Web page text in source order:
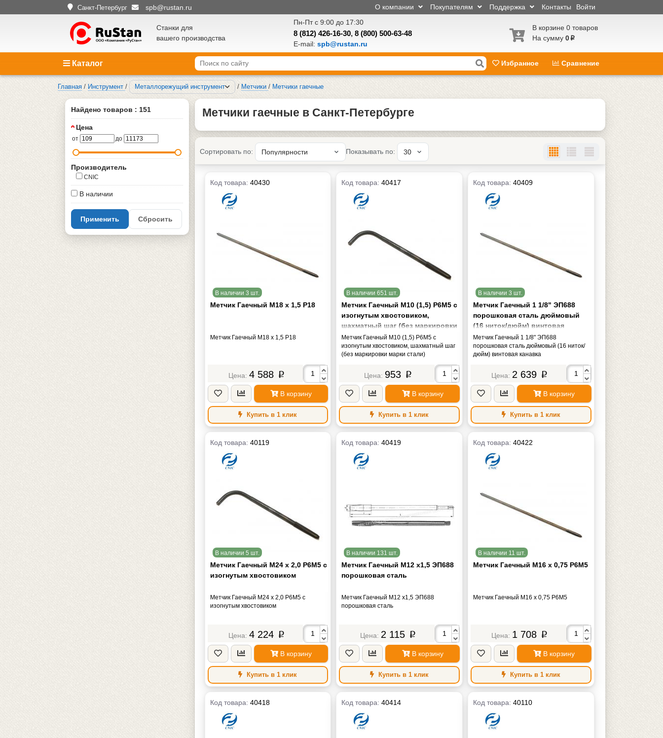
Санкт-Петербург spb@rustan.ru Войти
Контакты
Поддержка
Покупателям
О компании
Станки для
вашего производства
Пн-Пт с 9:00 до 17:30
8 (812) 426-16-30, 8 (800) 500-63-48
E-mail: spb@rustan.ru
В корзине 0 товаров
На сумму 0 p
Каталог Избранное Сравнение
Главная / Инструмент / Металлорежущий инструмент / Метчики / Метчики гаечные
Метчики гаечные в Санкт-Петербурге
Найдено товаров : 151
Цена
от до
Производитель
CNIC
В наличии
Применить Сбросить
Сортировать по: Показывать по:
Код товара: 40430
В наличии 3 шт.
Метчик Гаечный М18 х 1,5 Р18
Метчик Гаечный М18 х 1,5 Р18
4 588 p
В корзину
Купить в 1 клик
Код товара:40417
В наличии 651 шт.
Метчик Гаечный М10 (1,5) Р6М5 с
изогнутым хвостовиком,
шахматный шаг (без маркировки
марки стали)
Метчик Гаечный М10 (1,5) Р6М5 с
изогнутым хвостовиком, шахматный шаг
(без маркировки марки стали)
953 p
В корзину
Купить в 1 клик
Код товара:40409
В наличии 3 шт.
Метчик Гаечный 1 1/8" ЭП688
порошковая сталь дюймовый
(16 ниток/дюйм) винтовая
канавка
Метчик Гаечный 1 1/8" ЭП688
порошковая сталь дюймовый (16 ниток/
дюйм) винтовая канавка
2 639 p
В корзину
Купить в 1 клик
Код товара: 40119
В наличии 5 шт.
Метчик Гаечный М24 х 2,0 Р6М5 с
изогнутым хвостовиком
Метчик Гаечный М24 х 2,0 Р6М5 с
изогнутым хвостовиком
4 224 p
В корзину
Купить в 1 клик
Код товара:40419
В наличии 131 шт.
Метчик Гаечный М12 х1,5 ЭП688
порошковая сталь
Метчик Гаечный М12 х1,5 ЭП688
порошковая сталь
2 115 p
В корзину
Купить в 1 клик
Код товара:40422
В наличии 11 шт.
Метчик Гаечный М16 х 0,75 Р6М5
Метчик Гаечный М16 х 0,75 Р6М5
1 708 p
В корзину
Купить в 1 клик
Код товара: 40418 Код товара:40414 Код товара:40110